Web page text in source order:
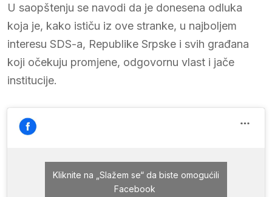
U saopštenju se navodi da je donesena odluka
koja je, kako ističu iz ove stranke, u najboljem
interesu SDS-a, Republike Srpske i svih građana
koji očekuju promjene, odgovornu vlast i jače
institucije.
Kliknite na „Slažem se“ da biste omogućili
Facebook